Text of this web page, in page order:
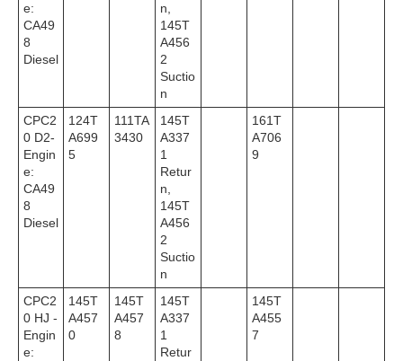
e:
CA49
8
Diesel
n,
145T
A456
2
Suctio
n
CPC2
0 D2-
Engin
e:
CA49
8
Diesel
124T
A699
5
111TA
3430
145T
A337
1
Retur
n,
145T
A456
2
Suctio
n
161T
A706
9
CPC2
0 HJ -
Engin
e:
145T
A457
0
145T
A457
8
145T
A337
1
Retur
145T
A455
7